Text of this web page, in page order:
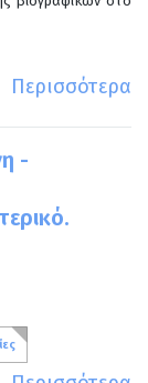
Περισσότερα
-